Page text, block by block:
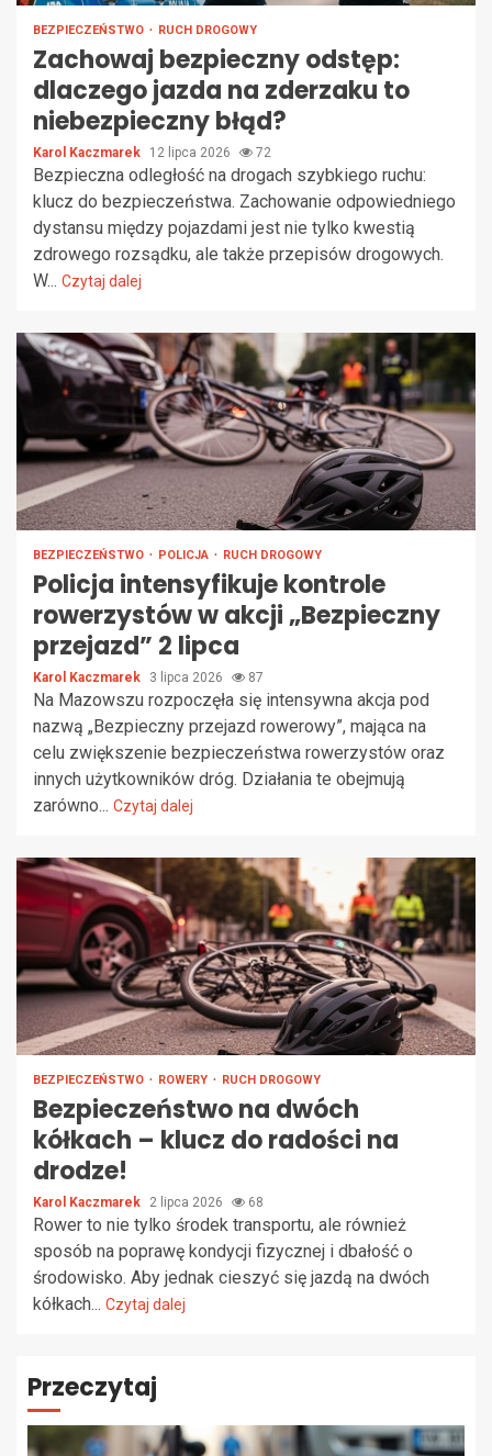
BEZPIECZEŃSTWO RUCH DROGOWY
Zachowaj bezpieczny odstęp:
dlaczego jazda na zderzaku to
niebezpieczny błąd?
Karol Kaczmarek 12 lipca 2026 72
Bezpieczna odległość na drogach szybkiego ruchu:
klucz do bezpieczeństwa. Zachowanie odpowiedniego
dystansu między pojazdami jest nie tylko kwestią
zdrowego rozsądku, ale także przepisów drogowych.
W... Czytaj dalej
BEZPIECZEŃSTWO POLICJA RUCH DROGOWY
Policja intensyfikuje kontrole
rowerzystów w akcji „Bezpieczny
przejazd” 2 lipca
Karol Kaczmarek 3 lipca 2026 87
Na Mazowszu rozpoczęła się intensywna akcja pod
nazwą „Bezpieczny przejazd rowerowy”, mająca na
celu zwiększenie bezpieczeństwa rowerzystów oraz
innych użytkowników dróg. Działania te obejmują
zarówno... Czytaj dalej
BEZPIECZEŃSTWO ROWERY RUCH DROGOWY
Bezpieczeństwo na dwóch
kółkach – klucz do radości na
drodze!
Karol Kaczmarek 2 lipca 2026 68
Rower to nie tylko środek transportu, ale również
sposób na poprawę kondycji fizycznej i dbałość o
środowisko. Aby jednak cieszyć się jazdą na dwóch
kółkach... Czytaj dalej
Przeczytaj